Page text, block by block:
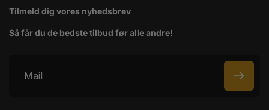
Tilmeld dig vores nyhedsbrev
Så får du de bedste tilbud før alle andre!